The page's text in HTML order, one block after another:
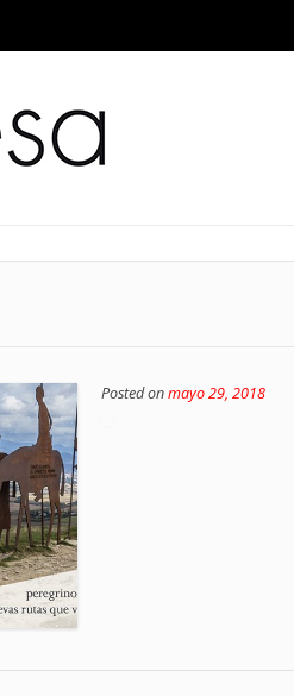
Posted onmayo 29, 2018